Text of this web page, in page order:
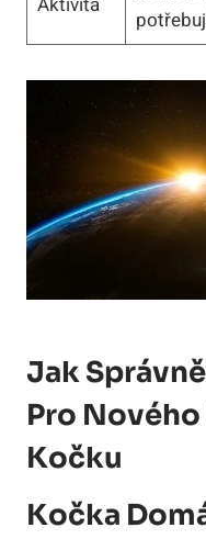
Jak
Pro
Kočku
Kočka